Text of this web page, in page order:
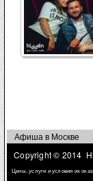
Афиша в Москве
Copyright © 2014
Цены, услуги и условия их